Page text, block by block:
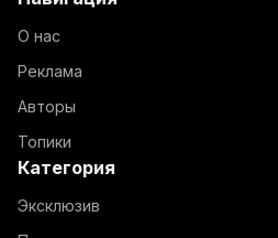
О нас
Реклама
Авторы
Топики
Категория
Эксклюзив